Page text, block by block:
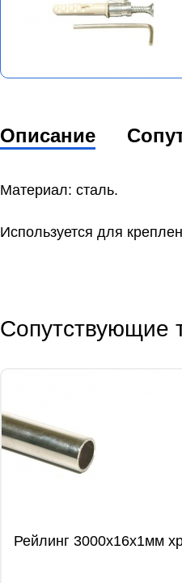
Описание
Материал: сталь.
Используется для
Сопутствующие
Рейлинг 3000х16х1мм